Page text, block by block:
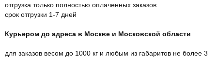
отгрузка только полностью оплаченных заказов
срок отгрузки 1-7 дней
Курьером до адреса в Москве и Московской области
для заказов весом до 1000 кг и любым из габаритов не более 3